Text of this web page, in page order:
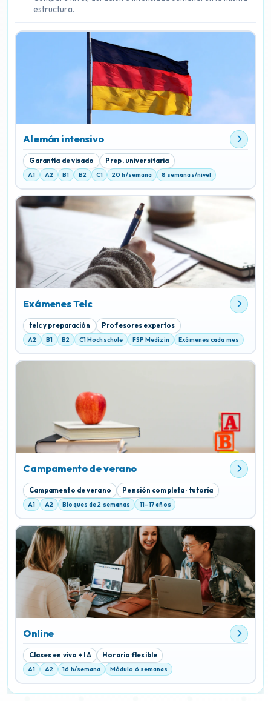
estructura.
Alemán intensivo
Garantía de visado Prep. universitaria
A1 A2 B1 B2 C1 20 h/semana 8 semanas/nivel
Exámenes Telc
telc y preparación Profesores expertos
A2 B1 B2 C1 Hochschule FSP Medizin Exámenes cada mes
Campamento de verano
Campamento de verano Pensión completa · tutoría
A1 A2 Bloques de 2 semanas 11–17 años
Online
Clases en vivo + IA Horario flexible
A1 A2 16 h/semana Módulo 6 semanas